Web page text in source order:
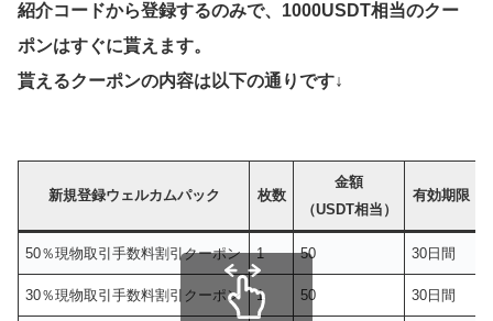
紹介コードから登録するのみで、1000USDT相当のクー
ポンはすぐに貰えます。
貰えるクーポンの内容は以下の通りです↓
新規登録ウェルカムパック 枚数
金額
（USDT相当）
有効期限
50％現物取引手数料割引クーポン 1 50 30日間
30％現物取引手数料割引クーポン 1 50 30日間